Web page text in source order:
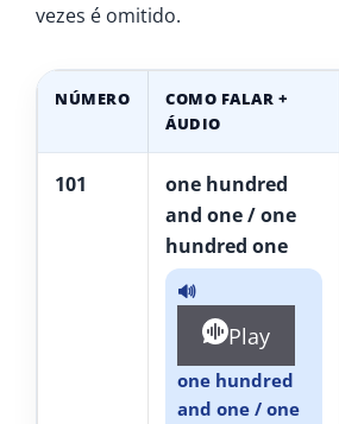
vezes é omitido.
NÚMERO
COMO FALAR +
ÁUDIO
101
one hundred
and one / one
hundred one
🔊
Play
one hundred
and one / one